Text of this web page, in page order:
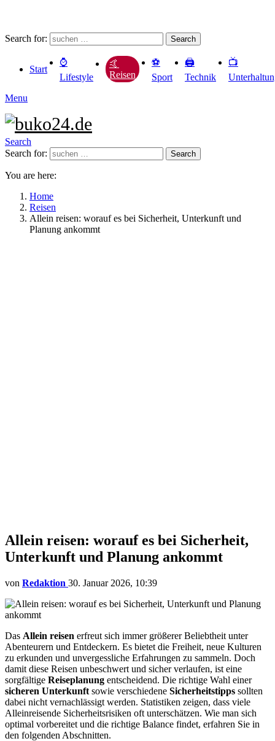
Search for: Search
Start
⌚️
Lifestyle
🤙
Reisen
⚽️
Sport
🖨️
Technik
📺
Menu
Search
Search for:
Search
You are here:
Home
Reisen
Allein reisen: worauf es bei Sicherheit, Unterkunft und
Planung ankommt
Allein reisen: worauf es bei Sicherheit,
Unterkunft und Planung ankommt
von Redaktion 30. Januar 2026, 10:39
Das Allein reisen erfreut sich immer größerer Beliebtheit unter
Abenteurern und Entdeckern. Es bietet die Freiheit, neue Kulturen
zu erkunden und unvergessliche Erfahrungen zu sammeln. Doch
damit diese Reisen unbeschwert und sicher verlaufen, ist eine
sorgfältige Reiseplanung entscheidend. Die richtige Wahl einer
sicheren Unterkunft sowie verschiedene Sicherheitstipps sollten
dabei nicht vernachlässigt werden. Statistiken zeigen, dass viele
Alleinreisende Sicherheitsrisiken oft unterschätzen. Wie man sich
optimal vorbereitet und die richtige Balance findet, erfahren Sie in
den folgenden Abschnitten.